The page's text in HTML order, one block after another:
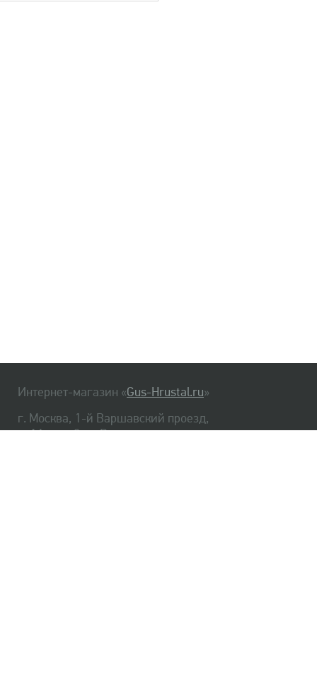
Интернет-магазин «Gus-Hrustal.ru»
г. Москва, 1-й Варшавский проезд,
д. 1А, стр. 3, м. Варшавская